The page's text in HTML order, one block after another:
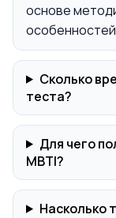
основе
Сколько
теста?
Для чего
MBTI?
Насколько